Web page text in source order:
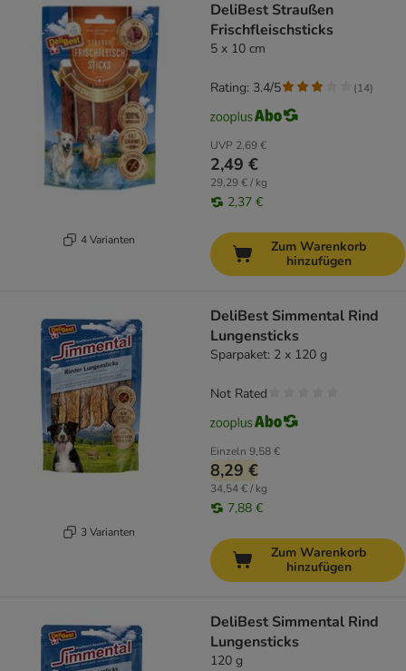
4 Varianten
DeliBest Straußen
Frischfleischsticks
5 x 10 cm
UVP 2,69 €
2,49 €
29,29 € / kg
2,37 €
Rating: 3.4/5 (14)
Zum Warenkorb
hinzufügen
3 Varianten
DeliBest Simmental Rind
Lungensticks
Sparpaket: 2 x 120 g
Einzeln 9,58 €
8,29 €
34,54 € / kg
7,88 €
Not Rated
Zum Warenkorb
hinzufügen
DeliBest Simmental Rind
Lungensticks
120 g